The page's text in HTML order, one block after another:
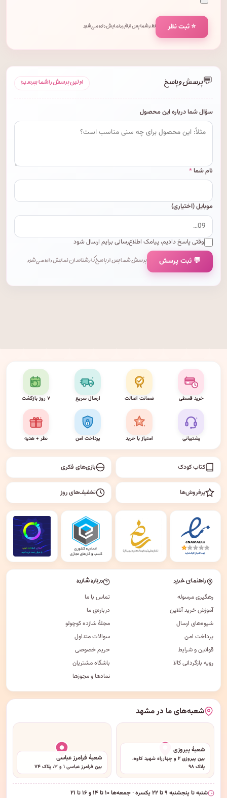
⭐ ثبت نظر نظر شما پس از تأیید نمایش داده می‌شود.
💬پرسش و پاسخ اولین پرسش را شما بپرسید!
سؤال شما درباره این محصول
نام شما*
موبایل (اختیاری)
وقتی پاسخ دادیم، پیامک اطلاع‌رسانی برایم ارسال شود
💬 ثبت پرسش پرسش شما پس از پاسخ کارشناسان نمایش داده می‌شود.
خرید قسطی ضمانت اصالت ارسال سریع ۷ روز بازگشت
پشتیبانی امتیاز با خرید پرداخت امن نظر + هدیه
کتاب کودک بازی‌های فکری
پرفروش‌ها تخفیف‌های روز
راهنمای خرید
رهگیری مرسوله
آموزش خرید آنلاین
شیوه‌های ارسال
پرداخت امن
قوانین و شرایط
رویه بازگردانی کالا
درباره شازده
تماس با ما
درباره‌ی ما
مجلهٔ شازده کوچولو
سوالات متداول
حریم خصوصی
باشگاه مشتریان
نمادها و مجوزها
شعبه‌های ما در مشهد
شعبهٔ پیروزی
بین پیروزی ۲ و چهارراه شهید کاوه،
پلاک ۹۸
شعبهٔ فرامرز عباسی
بین فرامرز عباسی ۱ و ۳، پلاک ۷۴
شنبه تا پنجشنبه ۹ تا ۲۲ یکسره · جمعه‌ها ۱۰ تا ۱۴ و ۱۶ تا ۲۱